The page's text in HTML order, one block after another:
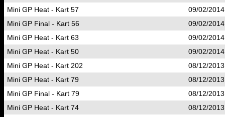
Mini GP Heat - Kart 57
09/02/
Mini GP Final - Kart 56
09/02/
Mini GP Heat - Kart 63
09/02/
Mini GP Heat - Kart 50
09/02/
Mini GP Heat - Kart 202
08/12/
Mini GP Heat - Kart 79
08/12/
Mini GP Final - Kart 79
08/12/
Mini GP Heat - Kart 74
08/12/